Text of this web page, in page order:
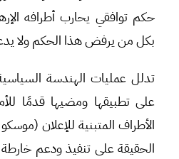
حكم توافقي يحارب أطرافه
بكل من يرفض هذا الحكم ولا
تدلل عمليات الهندسة
على تطبيقها ومضيها قدمًا
الأطراف المتبنية للإعلان
الحقيقة على تنفيذ ودعم خارطة